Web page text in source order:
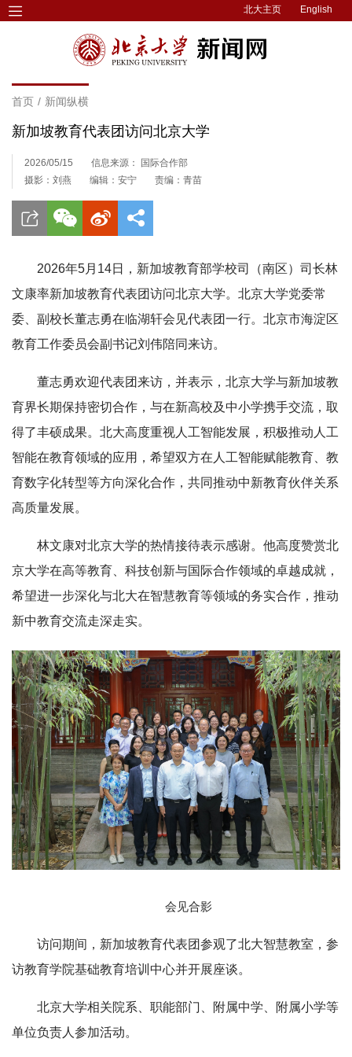
北大主页 English
首页 / 新闻纵横
新加坡教育代表团访问北京大学
2026/05/15
信息来源： 国际合作部
摄影：刘燕
编辑：安宁 责编：青苗
2026年5月14日，新加坡教育部学校司（南区）司长林
文康率新加坡教育代表团访问北京大学。北京大学党委常
委、副校长董志勇在临湖轩会见代表团一行。北京市海淀区
教育工作委员会副书记刘伟陪同来访。
董志勇欢迎代表团来访，并表示，北京大学与新加坡教
育界长期保持密切合作，与在新高校及中小学携手交流，取
得了丰硕成果。北大高度重视人工智能发展，积极推动人工
智能在教育领域的应用，希望双方在人工智能赋能教育、教
育数字化转型等方向深化合作，共同推动中新教育伙伴关系
高质量发展。
林文康对北京大学的热情接待表示感谢。他高度赞赏北
京大学在高等教育、科技创新与国际合作领域的卓越成就，
希望进一步深化与北大在智慧教育等领域的务实合作，推动
新中教育交流走深走实。
会见合影
访问期间，新加坡教育代表团参观了北大智慧教室，参
访教育学院基础教育培训中心并开展座谈。
北京大学相关院系、职能部门、附属中学、附属小学等
单位负责人参加活动。